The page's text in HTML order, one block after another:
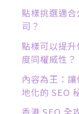
點樣挑選適
司？
點樣可以提
度同權威性？
內容為王：
地化的 SEO